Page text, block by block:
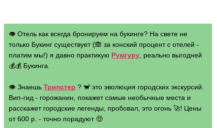
👁 Отель как всегда бронируем на букинге? На свете не
только Букинг существует (🙈 за конский процент с отелей -
платим мы!) я давно практикую Румгуру, реально выгодней
💰💰 Букинга.
👁 Знаешь Трипстер ? 🐒 это эволюция городских экскурсий.
Вип-гид - горожанин, покажет самые необычные места и
расскажет городские легенды, пробовал, это огонь 🚀! Цены
от 600 р. - точно порадуют 🤑